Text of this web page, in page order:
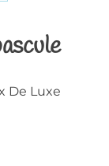
De Luxe